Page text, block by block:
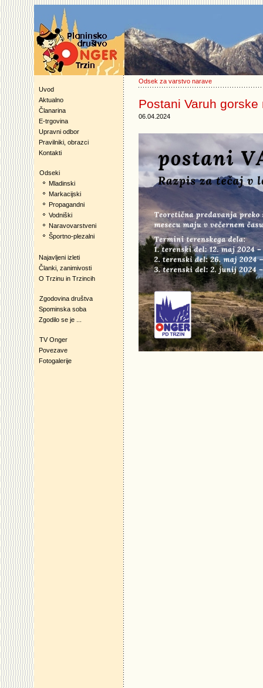
Uvod
Aktualno
Članarina
E-trgovina
Upravni odbor
Pravilniki, obrazci
Kontakti
Odseki
Mladinski
Markacijski
Propagandni
Vodniški
Naravovarstveni
Športno-plezalni
Najavljeni izleti
Članki, zanimivosti
O Trzinu in Trzincih
Zgodovina društva
Spominska soba
Zgodilo se je ...
TV Onger
Povezave
Fotogalerije
Odsek za varstvo narave
Postani Varuh
06.04.2024